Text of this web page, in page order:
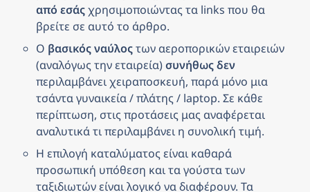
από εσάς χρησιμοποιώντας τα links που θα
βρείτε σε αυτό το άρθρο.
Ο βασικός ναύλος των αεροπορικών εταιρειών
(αναλόγως την εταιρεία) συνήθως δεν
περιλαμβάνει χειραποσκευή, παρά μόνο μια
τσάντα γυναικεία / πλάτης / laptop. Σε κάθε
περίπτωση, στις προτάσεις μας αναφέρεται
αναλυτικά τι περιλαμβάνει η συνολική τιμή.
Η επιλογή καταλύματος είναι καθαρά
προσωπική υπόθεση και τα γούστα των
ταξιδιωτών είναι λογικό να διαφέρουν. Τα